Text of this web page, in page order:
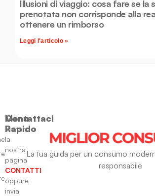
Illusioni di viaggio: cosa fare se la
prenotata non corrisponde alla
ottenere un rimborso
Leggi l'articolo »
La tua guida per un consumo
responsabile
Menu
Rapido
Contattaci
Visitando
la
nostra
pagina
CONTATTI
oppure
invia